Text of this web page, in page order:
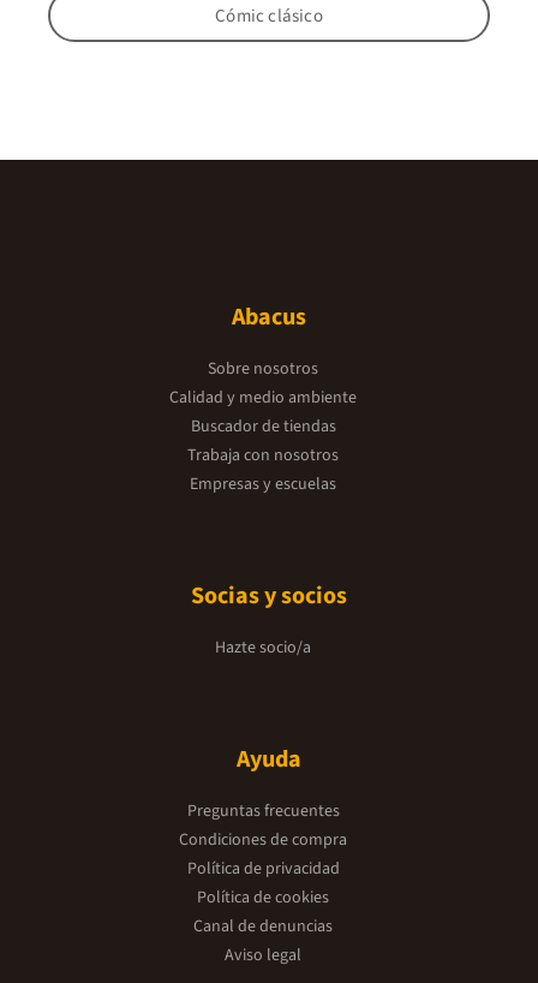
Cómic clásico
Abacus
Sobre nosotros
Calidad y medio ambiente
Buscador de tiendas
Trabaja con nosotros
Empresas y escuelas
Socias y socios
Hazte socio/a
Ayuda
Preguntas frecuentes
Condiciones de compra
Política de privacidad
Política de cookies
Canal de denuncias
Aviso legal